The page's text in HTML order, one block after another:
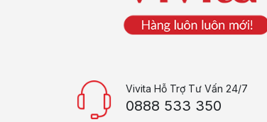
Vivita Hỗ Trợ Tư Vấn 24/7
0888 533 350